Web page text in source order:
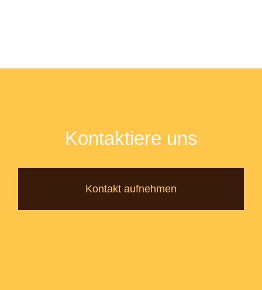
Kontaktiere uns
Kontakt aufnehmen